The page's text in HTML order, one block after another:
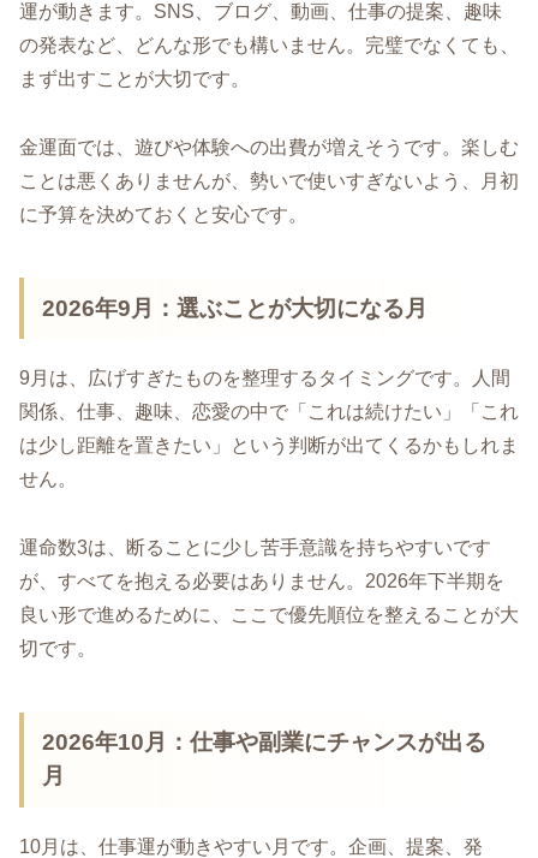
運が動きます。SNS、ブログ、動画、仕事の提案、趣味
の発表など、どんな形でも構いません。完璧でなくても、
まず出すことが大切です。
金運面では、遊びや体験への出費が増えそうです。楽しむ
ことは悪くありませんが、勢いで使いすぎないよう、月初
に予算を決めておくと安心です。
2026年9月：選ぶことが大切になる月
9月は、広げすぎたものを整理するタイミングです。人間
関係、仕事、趣味、恋愛の中で「これは続けたい」「これ
は少し距離を置きたい」という判断が出てくるかもしれま
せん。
運命数3は、断ることに少し苦手意識を持ちやすいです
が、すべてを抱える必要はありません。2026年下半期を
良い形で進めるために、ここで優先順位を整えることが大
切です。
2026年10月：仕事や副業にチャンスが出る
月
10月は、仕事運が動きやすい月です。企画、提案、発